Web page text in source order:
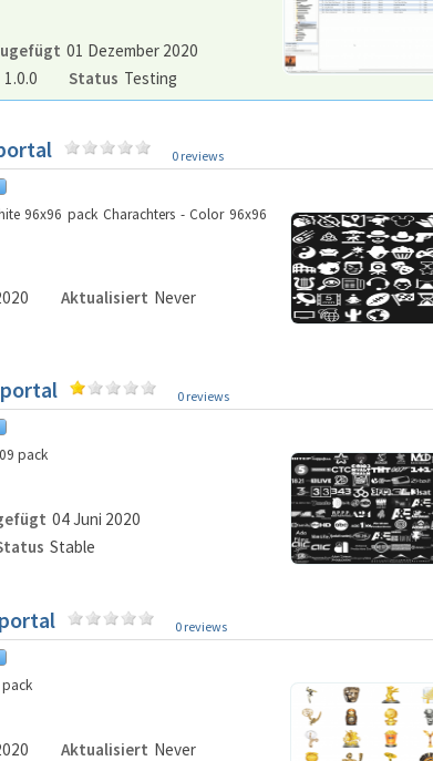
01 Dezember 2020
1.0.0 Status Testing
0 reviews
96x96 pack Charachters - Color 96x96
Aktualisiert Never
0 reviews
pack
04 Juni 2020
Stable
0 reviews
Aktualisiert Never